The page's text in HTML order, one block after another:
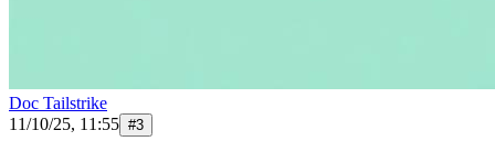
Doc Tailstrike
11/10/25, 11:55 #3